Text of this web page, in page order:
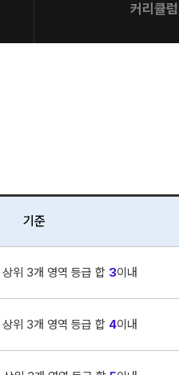
커리큘럼
기준
위 3개 영역 등급 합 3이내
위 3개 영역 등급 합 4이내